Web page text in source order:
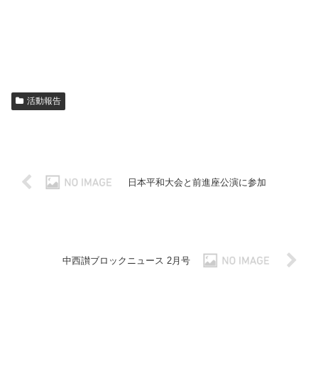
活動報告
日本平和大会と前進座公演に参加
中西讃ブロックニュース 2月号